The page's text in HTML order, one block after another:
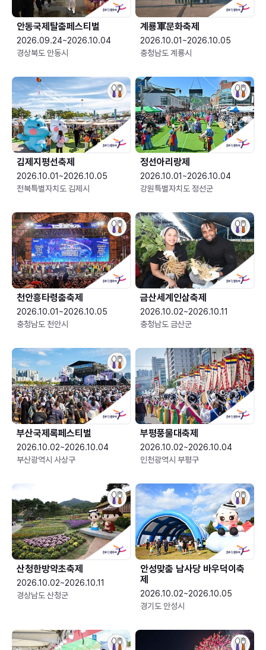
안동국제탈춤페스티벌
2026.09.24~2026.10.04
경상북도 안동시
2026.10.01~2026.10.05
충청남도 계룡시
김제지평선축제
2026.10.01~2026.10.05
전북특별자치도 김제시
정선아리랑제
2026.10.01~2026.10.04
강원특별자치도 정선군
천안흥타령춤축제
2026.10.01~2026.10.05
충청남도 천안시
금산세계인삼축제
2026.10.02~2026.10.11
충청남도 금산군
부산국제록페스티벌
2026.10.02~2026.10.04
부산광역시 사상구
부평풍물대축제
2026.10.02~2026.10.04
인천광역시 부평구
산청한방약초축제
2026.10.02~2026.10.11
경상남도 산청군
안성맞춤 남사당 바우덕이축
제
2026.10.02~2026.10.05
경기도 안성시